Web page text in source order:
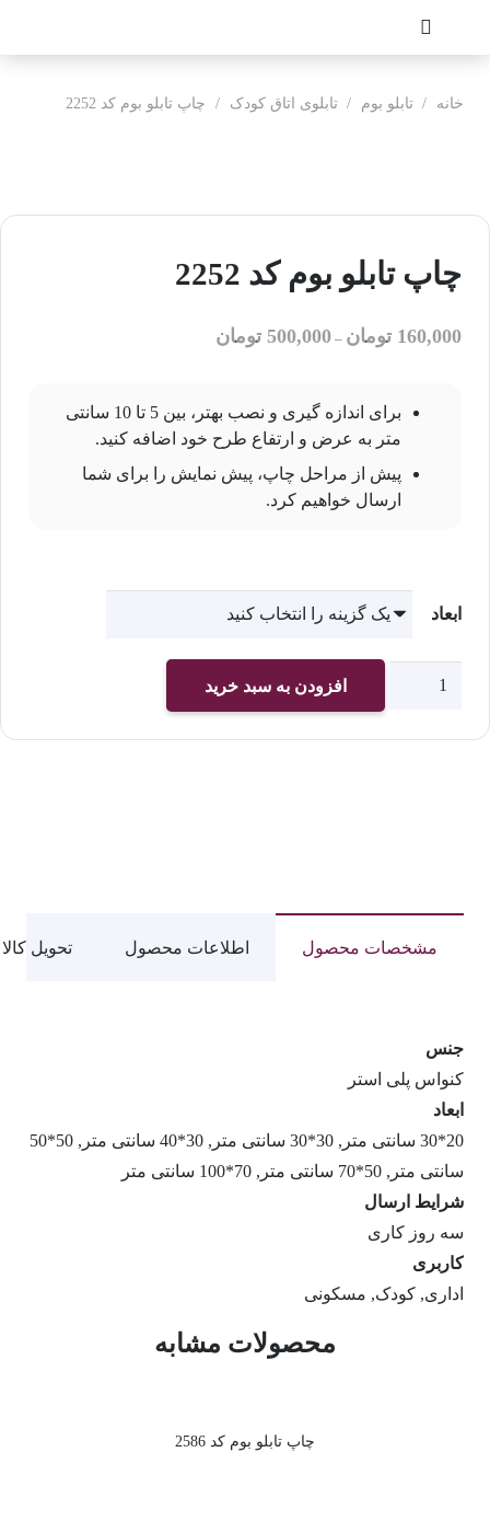
خانه / تابلو بوم / تابلوی اتاق کودک / چاپ تابلو بوم کد 2252
چاپ تابلو بوم کد 2252
160,000 تومان –
500,000 تومان
برای اندازه گیری و نصب بهتر، بین 5 تا 10 سانتی
متر به عرض و ارتفاع طرح خود اضافه کنید.
پیش از مراحل چاپ، پیش نمایش را برای شما
ارسال خواهیم کرد.
ابعاد
چاپ
بوم
افزودن به سبد خرید
مشخصات محصول اطلاعات محصول تحویل کالا
جنس
کنواس پلی استر
ابعاد
20*30 سانتی متر, 30*30 سانتی متر, 30*40 سانتی متر, 50*50
سانتی متر, 50*70 سانتی متر, 70*100 سانتی متر
شرایط ارسال
سه روز کاری
کاربری
اداری, کودک, مسکونی
محصولات مشابه
چاپ تابلو بوم کد 2586